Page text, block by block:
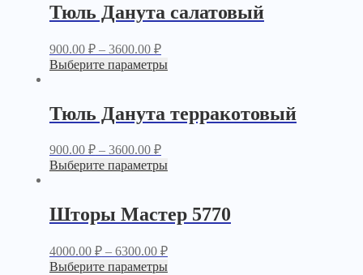
Тюль Данута салатовый
900.00 ₽– 3600.00 ₽
Выберите параметры
Тюль Данута терракотовый
900.00 ₽– 3600.00 ₽
Выберите параметры
Шторы Мастер 5770
4000.00 ₽– 6300.00 ₽
Выберите параметры